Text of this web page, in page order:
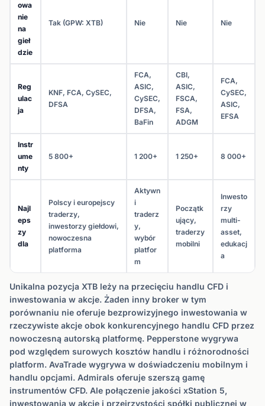
owa
nie
na
gieł
dzie
Tak (GPW: XTB) Nie Nie Nie
Reg
ulac
ja
KNF, FCA, CySEC,
DFSA
FCA,
ASIC,
CySEC,
DFSA,
BaFin
CBI,
ASIC,
FSCA,
FSA,
ADGM
FCA,
CySEC,
ASIC,
EFSA
Instr
ume
nty
5 800+ 1 200+ 1 250+ 8 000+
Najl
eps
zy
dla
Polscy i europejscy
traderzy,
inwestorzy giełdowi,
nowoczesna
platforma
Aktywn
i
traderz
y,
wybór
platfor
m
Początk
ujący,
traderzy
mobilni
Inwesto
rzy
multi-
asset,
edukacj
a
Unikalna pozycja XTB leży na przecięciu handlu CFD i
inwestowania w akcje. Żaden inny broker w tym
porównaniu nie oferuje bezprowizyjnego inwestowania w
rzeczywiste akcje obok konkurencyjnego handlu CFD przez
nowoczesną autorską platformę. Pepperstone wygrywa
pod względem surowych kosztów handlu i różnorodności
platform. AvaTrade wygrywa w doświadczeniu mobilnym i
handlu opcjami. Admirals oferuje szerszą gamę
instrumentów CFD. Ale połączenie jakości xStation 5,
inwestowania w akcje i przejrzystości spółki publicznej w